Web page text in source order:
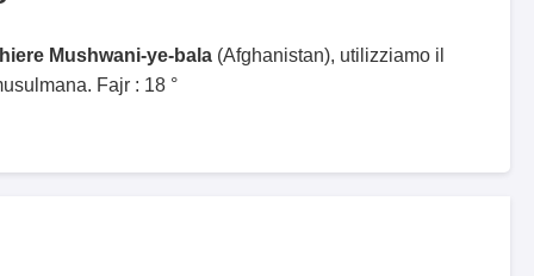
Mushwani-ye-bala (Afghanistan), utilizziamo il
Fajr : 18 °